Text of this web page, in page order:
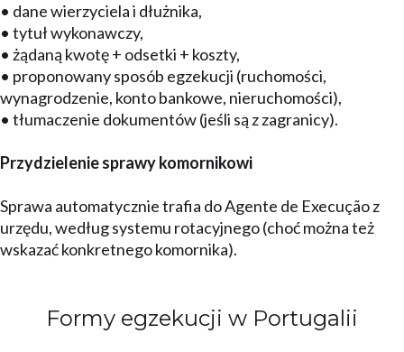
• dane wierzyciela i dłużnika,
• tytuł wykonawczy,
• żądaną kwotę + odsetki + koszty,
• proponowany sposób egzekucji (ruchomości,
wynagrodzenie, konto bankowe, nieruchomości),
• tłumaczenie dokumentów (jeśli są z zagranicy).
Przydzielenie sprawy komornikowi
Sprawa automatycznie trafia do Agente de Execução z
urzędu, według systemu rotacyjnego (choć można też
wskazać konkretnego komornika).
Formy egzekucji w Portugalii